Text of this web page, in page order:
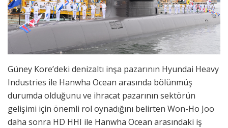
Güney Kore’deki denizaltı inşa pazarının Hyundai Heavy
Industries ile Hanwha Ocean arasında bölünmüş
durumda olduğunu ve ihracat pazarının sektörün
gelişimi için önemli rol oynadığını belirten Won-Ho Joo
daha sonra HD HHI ile Hanwha Ocean arasındaki iş